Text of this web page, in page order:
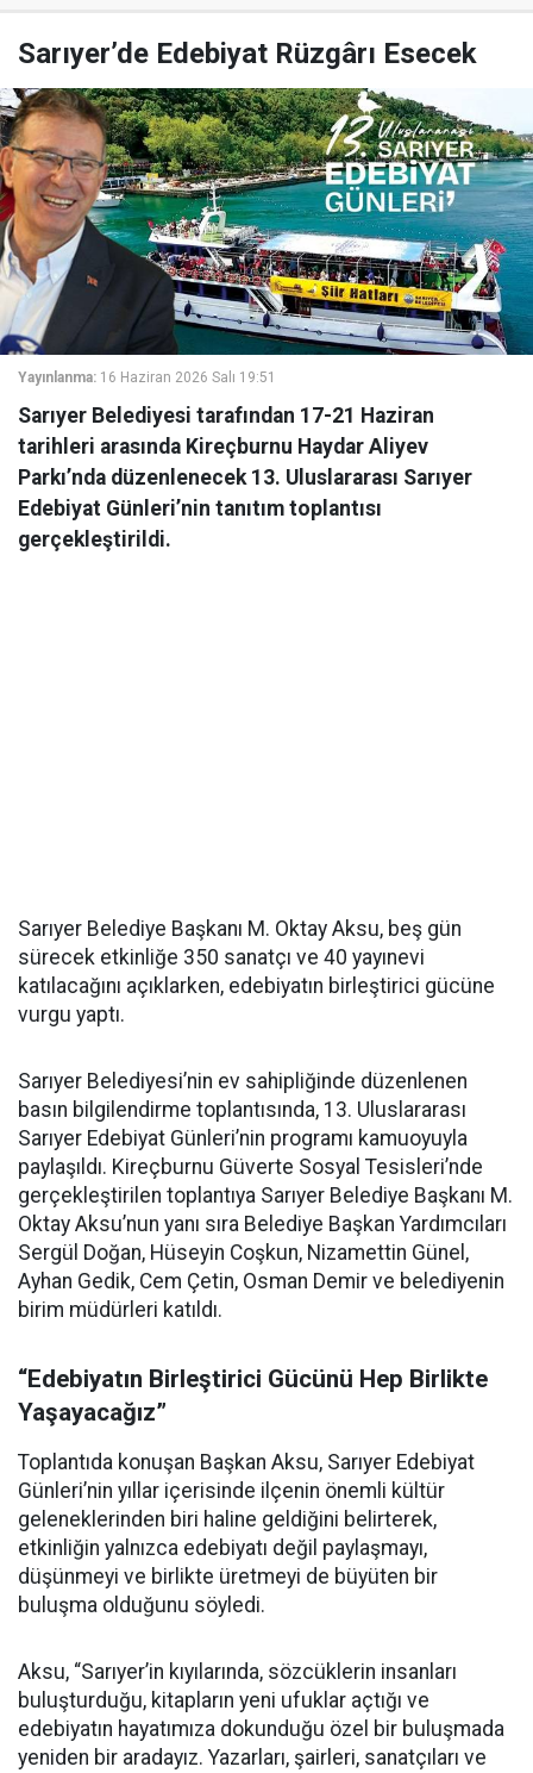
Sarıyer’de Edebiyat Rüzgârı Esecek
Yayınlanma: 16 Haziran 2026 Salı 19:51
Sarıyer Belediyesi tarafından 17-21 Haziran
tarihleri arasında Kireçburnu Haydar Aliyev
Parkı’nda düzenlenecek 13. Uluslararası Sarıyer
Edebiyat Günleri’nin tanıtım toplantısı
gerçekleştirildi.
Sarıyer Belediye Başkanı M. Oktay Aksu, beş gün
sürecek etkinliğe 350 sanatçı ve 40 yayınevi
katılacağını açıklarken, edebiyatın birleştirici gücüne
vurgu yaptı.
Sarıyer Belediyesi’nin ev sahipliğinde düzenlenen
basın bilgilendirme toplantısında, 13. Uluslararası
Sarıyer Edebiyat Günleri’nin programı kamuoyuyla
paylaşıldı. Kireçburnu Güverte Sosyal Tesisleri’nde
gerçekleştirilen toplantıya Sarıyer Belediye Başkanı M.
Oktay Aksu’nun yanı sıra Belediye Başkan Yardımcıları
Sergül Doğan, Hüseyin Coşkun, Nizamettin Günel,
Ayhan Gedik, Cem Çetin, Osman Demir ve belediyenin
birim müdürleri katıldı.
“Edebiyatın Birleştirici Gücünü Hep Birlikte
Yaşayacağız”
Toplantıda konuşan Başkan Aksu, Sarıyer Edebiyat
Günleri’nin yıllar içerisinde ilçenin önemli kültür
geleneklerinden biri haline geldiğini belirterek,
etkinliğin yalnızca edebiyatı değil paylaşmayı,
düşünmeyi ve birlikte üretmeyi de büyüten bir
buluşma olduğunu söyledi.
Aksu, “Sarıyer’in kıyılarında, sözcüklerin insanları
buluşturduğu, kitapların yeni ufuklar açtığı ve
edebiyatın hayatımıza dokunduğu özel bir buluşmada
yeniden bir aradayız. Yazarları, şairleri, sanatçıları ve